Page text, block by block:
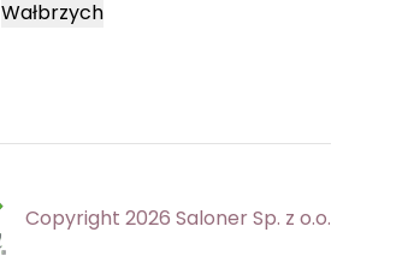
Wałbrzych
Copyright 2026 Saloner Sp. z o.o.